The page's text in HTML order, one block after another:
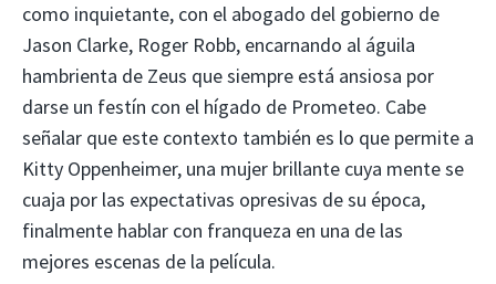
como inquietante, con el abogado del gobierno de
Jason Clarke, Roger Robb, encarnando al águila
hambrienta de Zeus que siempre está ansiosa por
darse un festín con el hígado de Prometeo. Cabe
señalar que este contexto también es lo que permite a
Kitty Oppenheimer, una mujer brillante cuya mente se
cuaja por las expectativas opresivas de su época,
finalmente hablar con franqueza en una de las
mejores escenas de la película.